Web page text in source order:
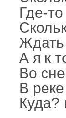
Где-
Ждать
А я к
Во
В
Куда?